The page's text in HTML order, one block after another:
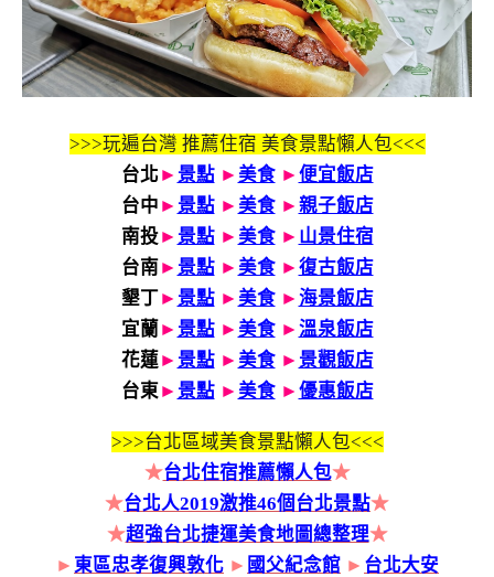
>>>玩遍台灣 推薦住宿 美食景點懶人包<<<
台北 ► 景點 ► 美食► 便宜飯店
台中 ► 景點 ► 美食► 親子飯店
南投► 景點 ► 美食► 山景住宿
台南► 景點 ► 美食► 復古飯店
墾丁► 景點 ► 美食► 海景飯店
宜蘭 ► 景點 ► 美食► 溫泉飯店
花蓮► 景點 ► 美食► 景觀飯店
台東► 景點 ► 美食► 優惠飯店
>>>台北區域美食景點懶人包<<<
★台北住宿推薦懶人包★
★台北人2019激推46個台北景點★
★超強台北捷運美食地圖總整理★
► 東區忠孝復興敦化 ► 國父紀念館 ► 台北大安